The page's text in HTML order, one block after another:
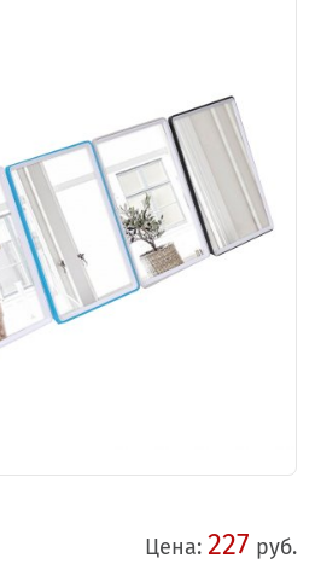
Цена: 227 руб.